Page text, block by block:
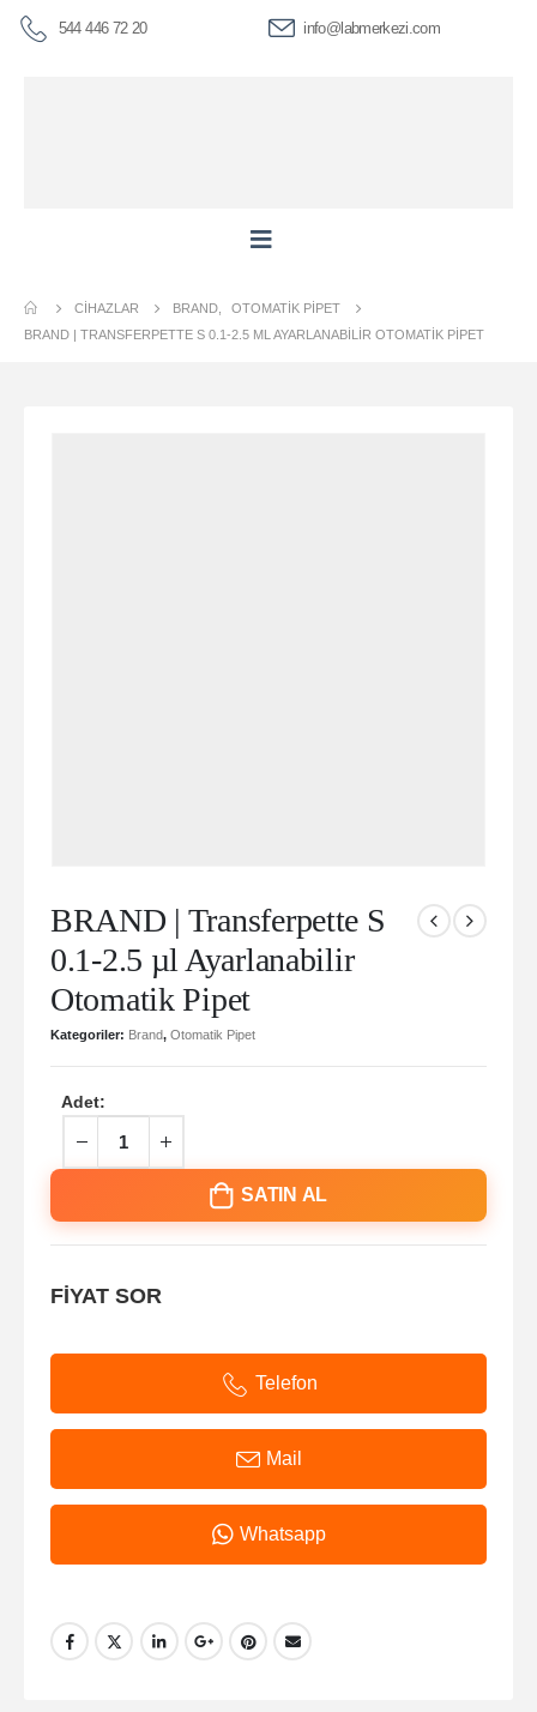
544 446 72 20 info@labmerkezi.com
CIHAZLAR BRAND
OTOMATIK PIPET
BRAND | TRANSFERPETTE S 0.1-2.5 ΜL AYARLANABILIR OTOMATIK PIPET
BRAND | Transferpette S
0.1-2.5 µl Ayarlanabilir
Otomatik Pipet
Kategoriler: Brand, Otomatik Pipet
Adet:
SATIN AL
FİYAT SOR
Telefon
Mail
Whatsapp